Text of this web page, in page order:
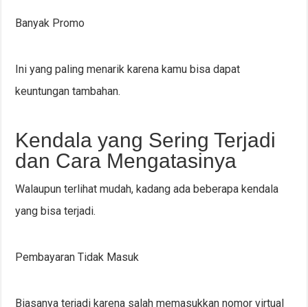
Banyak Promo
Ini yang paling menarik karena kamu bisa dapat
keuntungan tambahan.
Kendala yang Sering Terjadi
dan Cara Mengatasinya
Walaupun terlihat mudah, kadang ada beberapa kendala
yang bisa terjadi.
Pembayaran Tidak Masuk
Biasanya terjadi karena salah memasukkan nomor virtual